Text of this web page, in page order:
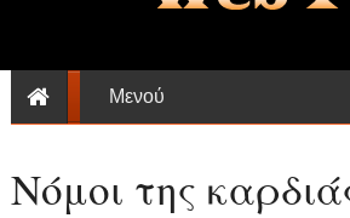
Νόμοι της